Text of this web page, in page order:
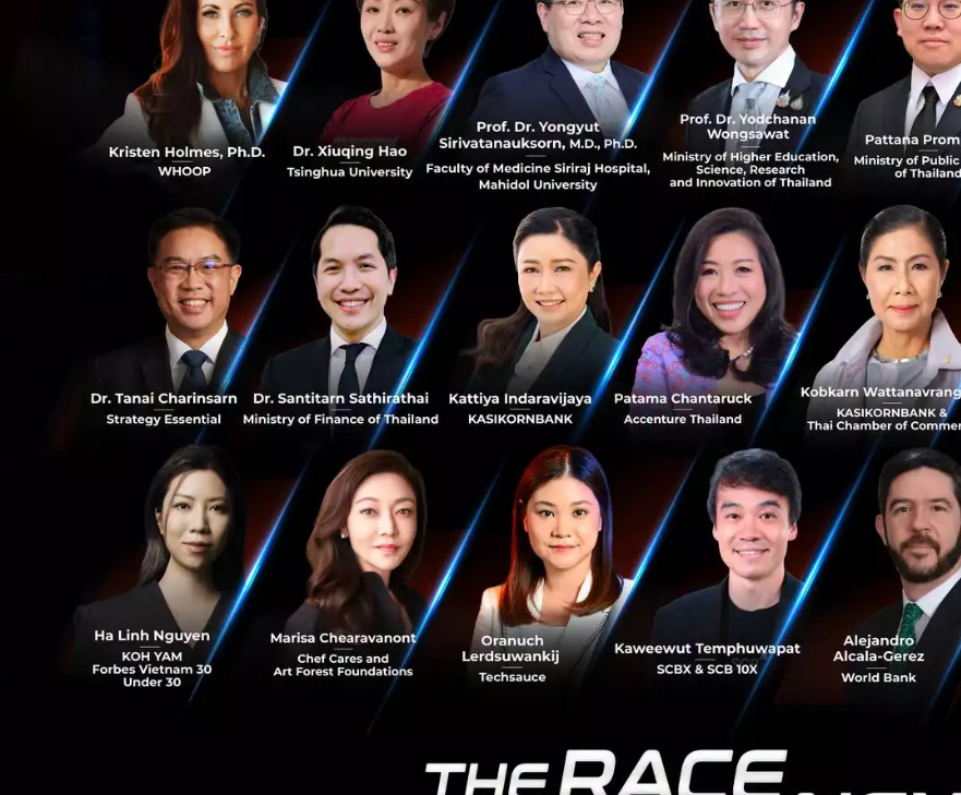
0
1
ไม่จำกัดการสนทนา สามารถอัปโหลดไฟล์ที่ใหญ่กว่าเดิมได้อีกด้วย เพราะ
ถึง 300 หน้าใน 1 Promt ทำให้สามารถวิเคราะห์เอกสารได้มากขึ้น
ปกป้องข้อมูลระดับองค์กร ไม่ต้องกังวลว่าข้อมูลบริษัทจะหลุดออกไป
ขยายความสามารถ Microsoft Designer
Microsoft Designer เครื่องมือสำหรับการสร้างรูปภาพที่ขับเคลื่อนโดยโมเดล AI
ได้รับการอัปเกรดในเดือนหน้าเช่นกัน (พฤษภาคม 67) ผู้ใช้สามารถ Generate
รูป/วัน จากแต่ก่อนที่ทำได้เพียง 15 รูป/วันเท่านั้น
ฟีเจอร์ที่อัปเกรดใหม่เหล่านี้จะแสดงบนเว็บไซต์copilot.microsoft.com ก่อน
ใช้งานบนแอปมือถือ Copilot, ใน Windows และใน Edge ต่อไป
อ้างอิง: theverge
News microsoft microsoft-365-copilot
No comment
RELATED ARTICLE
นวัตกรรม–ปฏิรูประบบราชกา
สามารถประเทศ